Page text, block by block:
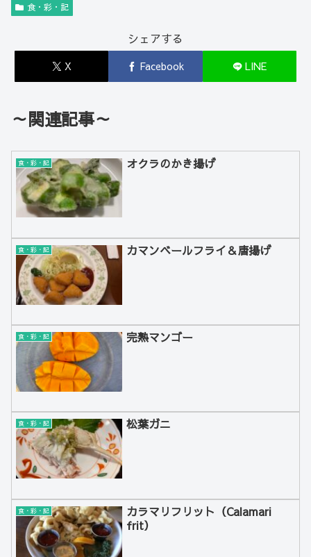
食・彩・記
シェアする
X Facebook LINE
～関連記事～
食・彩・記 オクラのかき揚げ
食・彩・記 カマンベールフライ＆唐揚げ
食・彩・記 完熟マンゴー
食・彩・記 松葉ガニ
食・彩・記
カラマリフリット（Calamari
frit）